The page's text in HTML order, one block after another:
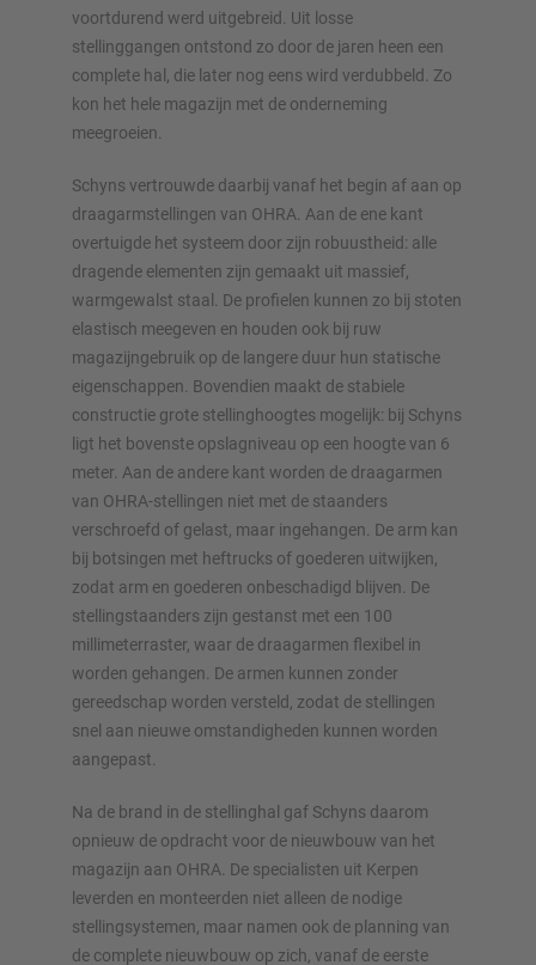
voortdurend werd uitgebreid. Uit losse
stellinggangen ontstond zo door de jaren heen een
complete hal, die later nog eens wird verdubbeld. Zo
kon het hele magazijn met de onderneming
meegroeien.
Schyns vertrouwde daarbij vanaf het begin af aan op
draagarmstellingen van OHRA. Aan de ene kant
overtuigde het systeem door zijn robuustheid: alle
dragende elementen zijn gemaakt uit massief,
warmgewalst staal. De profielen kunnen zo bij stoten
elastisch meegeven en houden ook bij ruw
magazijngebruik op de langere duur hun statische
eigenschappen. Bovendien maakt de stabiele
constructie grote stellinghoogtes mogelijk: bij Schyns
ligt het bovenste opslagniveau op een hoogte van 6
meter. Aan de andere kant worden de draagarmen
van OHRA-stellingen niet met de staanders
verschroefd of gelast, maar ingehangen. De arm kan
bij botsingen met heftrucks of goederen uitwijken,
zodat arm en goederen onbeschadigd blijven. De
stellingstaanders zijn gestanst met een 100
millimeterraster, waar de draagarmen flexibel in
worden gehangen. De armen kunnen zonder
gereedschap worden versteld, zodat de stellingen
snel aan nieuwe omstandigheden kunnen worden
aangepast.
Na de brand in de stellinghal gaf Schyns daarom
opnieuw de opdracht voor de nieuwbouw van het
magazijn aan OHRA. De specialisten uit Kerpen
leverden en monteerden niet alleen de nodige
stellingsystemen, maar namen ook de planning van
de complete nieuwbouw op zich, vanaf de eerste